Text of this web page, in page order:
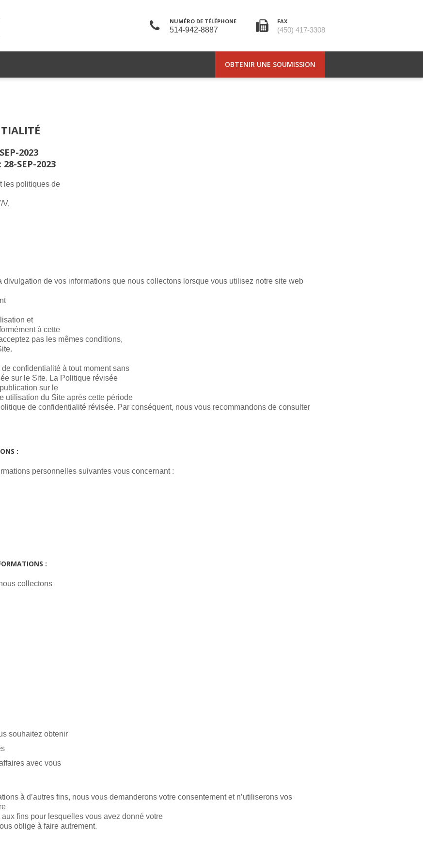
NUMÉRO DE TÉLÉPHONE
514-942-8887
FAX
(450) 417-3308
OBTENIR UNE SOUMISSION
2023
28-SEP-2023
les politiques de
V,
divulgation de vos informations que nous collectons lorsque vous utilisez notre site web
et
à cette
pas les mêmes conditions,
confidentialité à tout moment sans
sur le Site. La Politique révisée
sur le
utilisation du Site après cette période
de confidentialité révisée. Par conséquent, nous vous recommandons de consulter
:
personnelles suivantes vous concernant :
:
collectons
souhaitez obtenir
avec vous
à d’autres fins, nous vous demanderons votre consentement et n’utiliserons vos
fins pour lesquelles vous avez donné votre
oblige à faire autrement.